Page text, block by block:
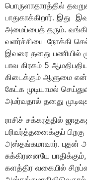
பொருளாதாரத்தில்
பாதுகாக்கிறார். இது
அமைப்பைத் தரும்.
வளர்ச்சியை நோக்கி
இவரை தனது பணியில்
பாவ கிரகம் 5
கிடைக்கும் ஆளுமை
கேட்க முடியாமல்
அமர்வதால் தனது
ராசிச் சக்கரத்தில்
பரிவர்த்தனைக்குப் பிறகு
அஸ்தங்கமாவார். புதன்
சுக்கிரனையே
களத்திர வகையில்